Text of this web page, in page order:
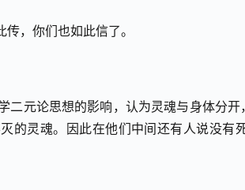
传，你们也如此信了。
二元论思想的影响，认为灵魂与身体分
的灵魂。因此在他们中间还有人说没有